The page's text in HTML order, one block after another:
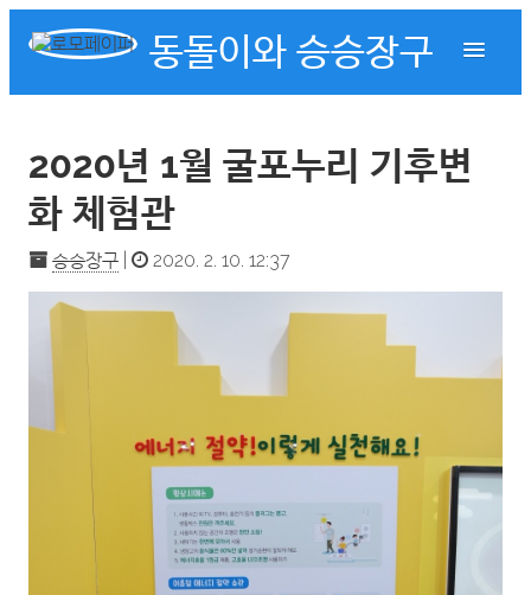
동돌이와 승승장구
2020년 1월 굴포누리 기후변
화 체험관
승승장구 2020. 2. 10. 12:37